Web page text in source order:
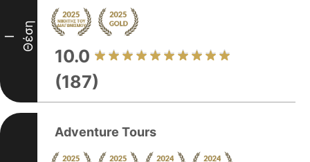
I Θέση
10.0
(187)
Adventure Tours